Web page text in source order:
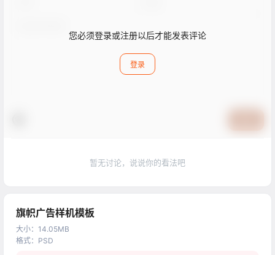
您必须登录或注册以后才能发表评论
登录
暂无讨论，说说你的看法吧
旗帜广告样机模板
大小： 14.05MB
格式： PSD